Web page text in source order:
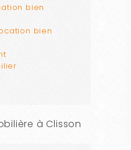
bien
bien
à Clisson